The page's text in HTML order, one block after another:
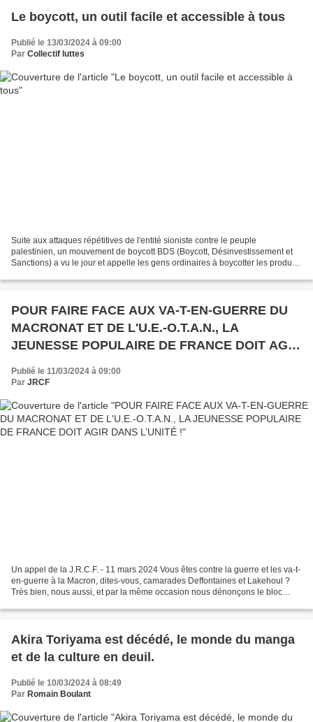
Le boycott, un outil facile et accessible à tous
Publié le 13/03/2024 à 09:00
Par Collectif luttes
Suite aux attaques répétitives de l'entité sioniste contre le peuple
palestinien, un mouvement de boycott BDS (Boycott, Désinvestissement et
Sanctions) a vu le jour et appelle les gens ordinaires à boycotter les produits
POUR FAIRE FACE AUX VA-T-EN-GUERRE DU
MACRONAT ET DE L'U.E.-O.T.A.N., LA
JEUNESSE POPULAIRE DE FRANCE DOIT AGIR
DANS L’UNITÉ !
Publié le 11/03/2024 à 09:00
Par JRCF
Un appel de la J.R.C.F. - 11 mars 2024 Vous êtes contre la guerre et les va-t-
en-guerre à la Macron, dites-vous, camarades Deffontaines et Lakehoul ?
Très bien, nous aussi, et par la même occasion nous dénonçons le bloc
Akira Toriyama est décédé, le monde du manga
et de la culture en deuil.
Publié le 10/03/2024 à 08:49
Par Romain Boulant